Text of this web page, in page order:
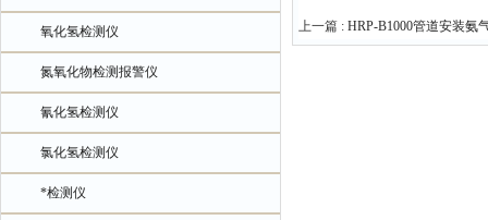
氧化氢检测仪
氮氧化物检测报警仪
氰化氢检测仪
氯化氢检测仪
*检测仪
上一篇 : HRP-B1000管道安装氨